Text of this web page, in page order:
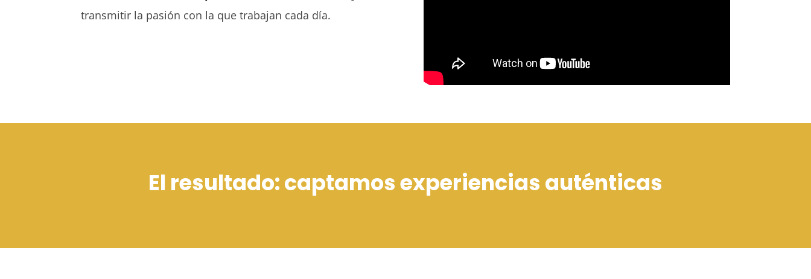
transmitir la pasión con la que trabajan cada día.
El resultado: captamos experiencias auténticas